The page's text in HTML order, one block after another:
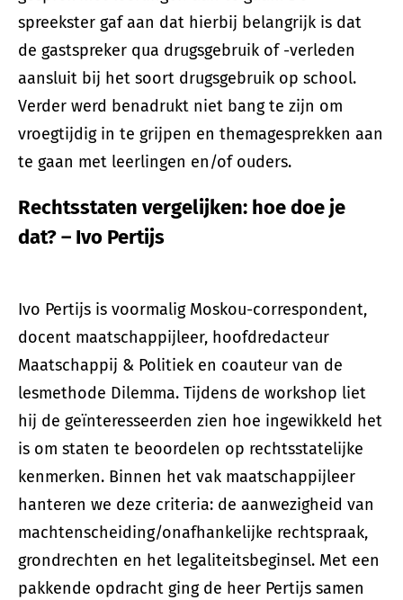
spreekster gaf aan dat hierbij belangrijk is dat
de gastspreker qua drugsgebruik of -verleden
aansluit bij het soort drugsgebruik op school.
Verder werd benadrukt niet bang te zijn om
vroegtijdig in te grijpen en themagesprekken aan
te gaan met leerlingen en/of ouders.
Rechtsstaten vergelijken: hoe doe je
dat? – Ivo Pertijs
Ivo Pertijs is voormalig Moskou-correspondent,
docent maatschappijleer, hoofdredacteur
Maatschappij & Politiek en coauteur van de
lesmethode Dilemma. Tijdens de workshop liet
hij de geïnteresseerden zien hoe ingewikkeld het
is om staten te beoordelen op rechtsstatelijke
kenmerken. Binnen het vak maatschappijleer
hanteren we deze criteria: de aanwezigheid van
machtenscheiding/onafhankelijke rechtspraak,
grondrechten en het legaliteitsbeginsel. Met een
pakkende opdracht ging de heer Pertijs samen